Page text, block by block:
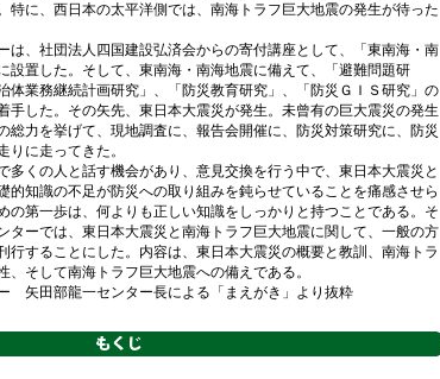
特に、西日本の太平洋側では、南海トラフ巨大地震の発生が待った
、社団法人四国建設弘済会からの寄付講座として、「東南海・南
設置した。そして、東南海・南海地震に備えて、「避難問題研
体業務継続計画研究」、「防災教育研究」、「防災ＧＩＳ研究」の
手した。その矢先、東日本大震災が発生。未曾有の巨大震災の発生
総力を挙げて、現地調査に、報告会開催に、防災対策研究に、防災
りに走ってきた。
くの人と話す機会があり、意見交換を行う中で、東日本大震災と
的知識の不足が防災への取り組みを鈍らせていることを痛感させら
の第一歩は、何よりも正しい知識をしっかりと持つことである。そ
ターでは、東日本大震災と南海トラフ巨大地震に関して、一般の方
行することにした。内容は、東日本大震災の概要と教訓、南海トラ
、そして南海トラフ巨大地震への備えである。
矢田部龍一センター長による「まえがき」より抜粋